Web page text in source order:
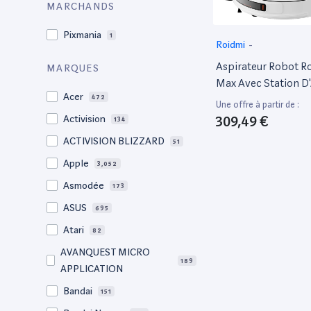
MARCHANDS
Pixmania 1
MARQUES
Acer 472
Activision 134
ACTIVISION BLIZZARD 51
Apple 3,052
Asmodée 173
ASUS 695
Atari 82
AVANQUEST MICRO
APPLICATION
189
Bandai 151
Roidmi -
Aspirateur Robot
Max Avec Station
Vidange – 5000Pa
Fonction Nettoyage
Sac 3L, Autonomie
Une offre à partir de :
309,49 €